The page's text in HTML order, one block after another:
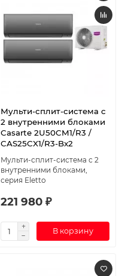
Мульти-сплит-система с
2 внутренними блоками
Casarte 2U50CM1/R3 /
CAS25CX1/R3-Bx2
Мульти-сплит-система с 2
внутренними блоками,
серия Eletto
221 980 ₽
В корзину